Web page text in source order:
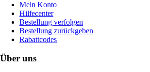
Mein Konto
Hilfecenter
Bestellung verfolgen
Bestellung zurückgeben
Rabattcodes
Über uns